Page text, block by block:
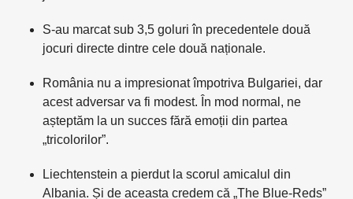
S-au marcat sub 3,5 goluri în precedentele două
jocuri directe dintre cele două naționale.
România nu a impresionat împotriva Bulgariei, dar
acest adversar va fi modest. În mod normal, ne
așteptăm la un succes fără emoții din partea
„tricolorilor”.
Liechtenstein a pierdut la scorul amicalul din
Albania. Și de aceasta credem că „The Blue-Reds”